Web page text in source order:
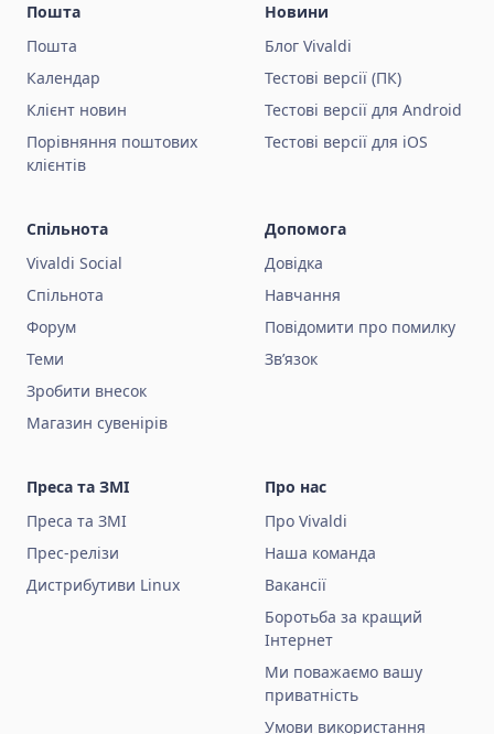
Пошта
Пошта
Календар
Клієнт новин
Порівняння поштових
клієнтів
Новини
Блог Vivaldi
Тестові версії (ПК)
Тестові версії для Android
Тестові версії для iOS
Спільнота
Vivaldi Social
Спільнота
Форум
Теми
Зробити внесок
Магазин сувенірів
Допомога
Довідка
Навчання
Повідомити про помилку
Зв’язок
Преса та ЗМІ
Преса та ЗМІ
Прес-релізи
Дистрибутиви Linux
Про нас
Про Vivaldi
Наша команда
Вакансії
Боротьба за кращий
Інтернет
Ми поважаємо вашу
приватність
Умови використання